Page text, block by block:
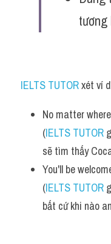
IELTS TUTOR xét ví
No matter
(IELTS TUTOR
sẽ tìm thấy
You'll be
(IELTS TUTOR
bất cứ khi nào